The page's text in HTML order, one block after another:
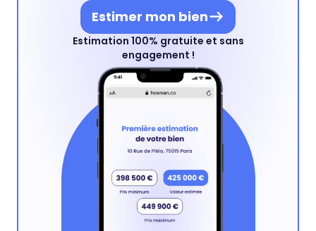
Estimer mon bien
Estimation 100% gratuite et sans
engagement !